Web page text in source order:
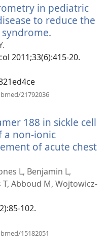
in pediatric
to reduce the
Fenster)
2011;33(6):415-20.
21792036
188 in sickle cell
a non-ionic
of acute chest
L, Benjamin L,
T, Abboud M, Wojtowicz-
102.
15182051